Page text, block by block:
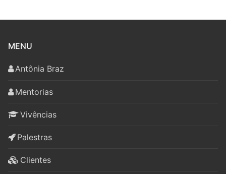
MENU
Antônia Braz
Mentorias
Vivências
Palestras
Clientes